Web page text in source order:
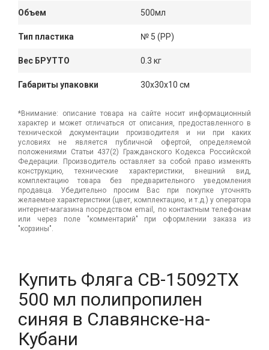
Объем 500мл
Тип пластика № 5 (PP)
Вес БРУТТО 0.3 кг
Габариты упаковки 30x30x10 см
*Внимание: описание товара на сайте носит информационный
характер и может отличаться от описания, предоставленного в
технической документации производителя и ни при каких
условиях не является публичной офертой, определяемой
положениями Статьи 437(2) Гражданского Кодекса Российской
Федерации. Производитель оставляет за собой право изменять
конструкцию, технические характеристики, внешний вид,
комплектацию товара без предварительного уведомления
продавца. Убедительно просим Вас при покупке уточнять
желаемые характеристики (цвет, комплектацию, и т.д.) у оператора
интернет-магазина посредством email, по контактным телефонам
или через поле "комментарий" при оформлении заказа из
"корзины".
Купить Фляга СВ-15092ТХ
500 мл полипропилен
синяя в Славянске-на-
Кубани